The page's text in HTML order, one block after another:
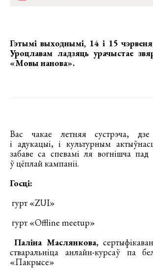
Гэтымі выходнымі, 14 і 15
Уроцлавам ладзяць урачыстае
«Мовы нанова».
Вас чакае летняя сустрэча,
і адукацыі, і культурным
забаве са спевамі ля вогнішча
ў цёплай кампаніі.
Госці:
гурт «ZUI»
гурт «Offline meetup»
Паліна Маслянкова,
стваральніца анлайн-курсаў па
«Пакрысе»